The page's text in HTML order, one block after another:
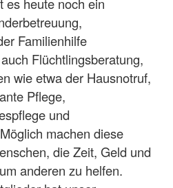
Familienhilfe
Flüchtlingsberatung,
wie etwa der Hausnotruf,
Pflege,
und
machen diese
die Zeit, Geld und
anderen zu helfen.